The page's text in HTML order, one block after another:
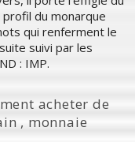
du monarque
qui renferment le
suivi par les
: IMP.
acheter de
, monnaie